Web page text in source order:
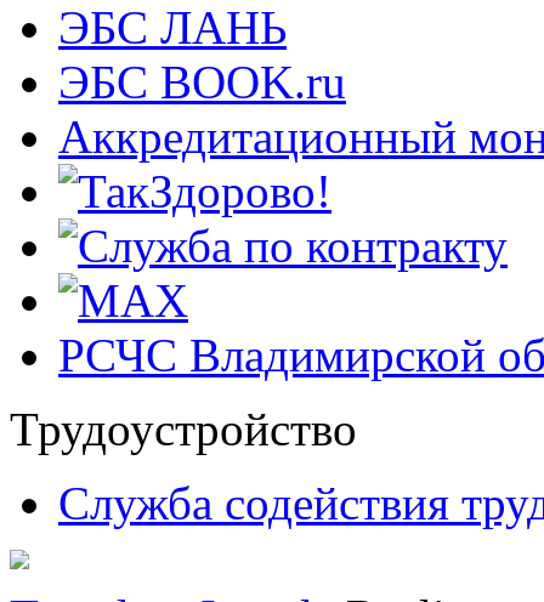
ЭБС ЛАНЬ
ЭБС BOOK.ru
Аккредитационный
РСЧС Владимирской
Трудоустройство
Cлужба содействия